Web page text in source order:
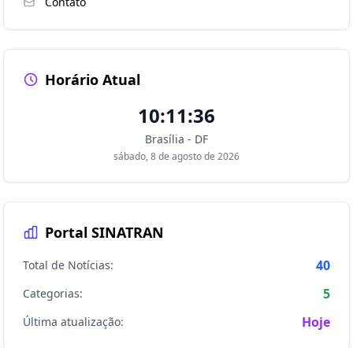
Horário Atual
10:11:36
Brasília - DF
sábado, 8 de agosto de 2026
Portal SINATRAN
Total de Notícias: 40
Categorias: 5
Última atualização: Hoje